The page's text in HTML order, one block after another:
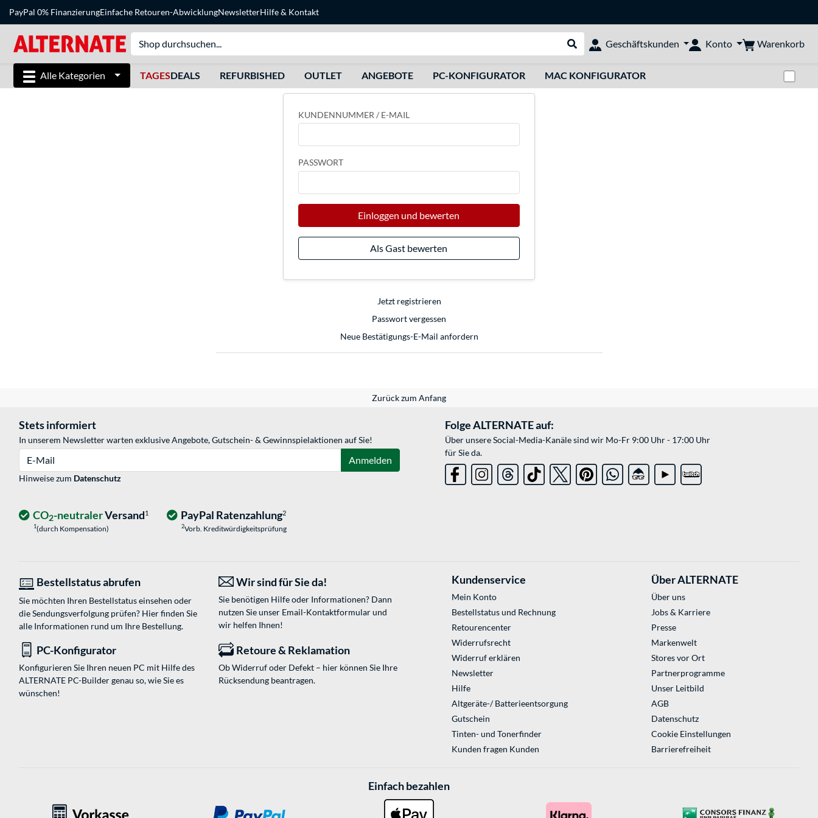
PayPal 0% FinanzierungEinfache Retouren-AbwicklungNewsletterHilfe& Kontakt
Suche durchführen
Geschäftskunden Konto Warenkorb
Alle Kategorien TAGESDEALS REFURBISHED OUTLET ANGEBOTE PC-KONFIGURATOR MAC KONFIGURATOR
KUNDENNUMMER / E-MAIL
PASSWORT
Einloggen und bewerten
Als Gast bewerten
Jetzt registrieren
Passwort vergessen
Neue Bestätigungs-E-Mail anfordern
Zurück zum Anfang
Stets informiert
In unserem Newsletter warten exklusive Angebote, Gutschein- & Gewinnspielaktionen auf Sie!
Anmelden
Hinweise zum Datenschutz
Folge ALTERNATE auf:
Über unsere Social-Media-Kanäle sind wir Mo-Fr 9:00 Uhr - 17:00 Uhr
für Sie da.
CO2-neutralerVersand1
1(durch Kompensation)
PayPal Ratenzahlung2
2Vorb. Kreditwürdigkeitsprüfung
Bestellstatus abrufen
Sie möchten Ihren Bestellstatus einsehen oder
die Sendungsverfolgung prüfen? Hier finden Sie
alle Informationen rund um Ihre Bestellung.
Wir sind für Sie da!
Sie benötigen Hilfe oder Informationen? Dann
nutzen Sie unser Email-Kontaktformularund
wir helfen Ihnen!
PC-Konfigurator
Konfigurieren Sie Ihren neuen PC mit Hilfe des
ALTERNATE PC-Builder genau so, wie Sie es
wünschen!
Retoure & Reklamation
Ob Widerruf oder Defekt – hier können Sie Ihre
Rücksendung beantragen.
Kundenservice
Mein Konto
Bestellstatus und Rechnung
Retourencenter
Widerrufsrecht
Widerruf erklären
Newsletter
Hilfe
Altgeräte-/ Batterieentsorgung
Gutschein
Tinten- und Tonerfinder
Kunden fragen Kunden
Über ALTERNATE
Über uns
Jobs & Karriere
Presse
Markenwelt
Stores vor Ort
Partnerprogramme
Unser Leitbild
AGB
Datenschutz
Cookie Einstellungen
Barrierefreiheit
Einfach bezahlen